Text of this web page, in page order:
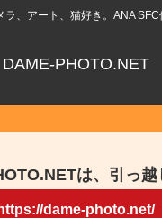
、アート、猫好き。ANA SFC
DAME-PHOTO.NET
は、引っ越
https://dame-photo.net/